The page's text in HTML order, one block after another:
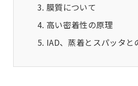
膜質について
高い密着性の原理
IAD、蒸着とスパッタと